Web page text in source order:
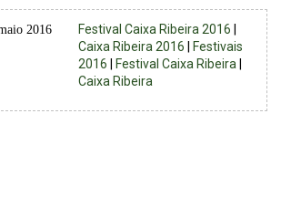
2016 Festival Caixa Ribeira 2016
Caixa Ribeira 2016
Festivais
2016
Festival Caixa Ribeira
Caixa Ribeira